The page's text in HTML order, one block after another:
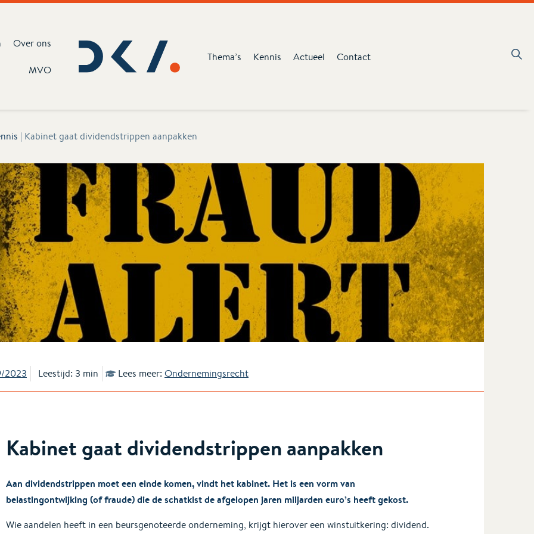
Over ons
MVO
Thema’s Kennis Actueel Contact
| Kabinet gaat dividendstrippen aanpakken
2023 Leestijd: 3 min Lees meer: Ondernemingsrecht
Kabinet gaat dividendstrippen aanpakken
Aan dividendstrippen moet een einde komen, vindt het kabinet. Het is een vorm van
belastingontwijking (of fraude) die de schatkist de afgelopen jaren miljarden euro’s heeft gekost.
Wie aandelen heeft in een beursgenoteerde onderneming, krijgt hierover een winstuitkering: dividend.